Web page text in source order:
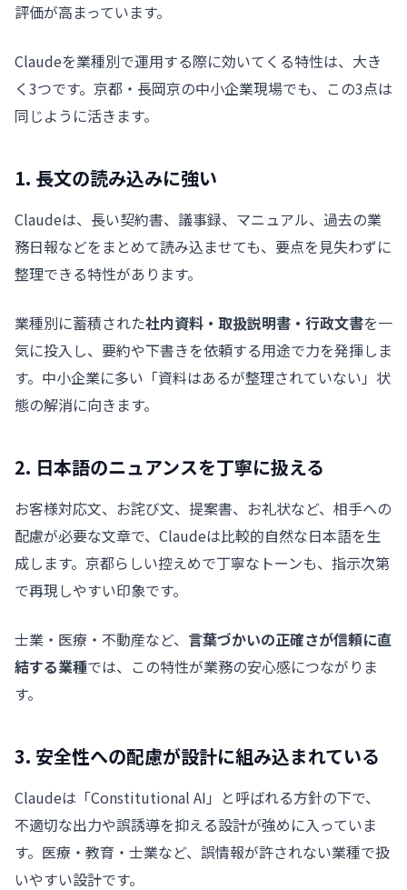
評価が高まっています。
Claudeを業種別で運用する際に効いてくる特性は、大き
く3つです。京都・長岡京の中小企業現場でも、この3点は
同じように活きます。
1. 長文の読み込みに強い
Claudeは、長い契約書、議事録、マニュアル、過去の業
務日報などをまとめて読み込ませても、要点を見失わずに
整理できる特性があります。
業種別に蓄積された社内資料・取扱説明書・行政文書を一
気に投入し、要約や下書きを依頼する用途で力を発揮しま
す。中小企業に多い「資料はあるが整理されていない」状
態の解消に向きます。
2. 日本語のニュアンスを丁寧に扱える
お客様対応文、お詫び文、提案書、お礼状など、相手への
配慮が必要な文章で、Claudeは比較的自然な日本語を生
成します。京都らしい控えめで丁寧なトーンも、指示次第
で再現しやすい印象です。
士業・医療・不動産など、 言葉づかいの正確さが信頼に直
結する業種では、この特性が業務の安心感につながりま
す。
3. 安全性への配慮が設計に組み込まれている
Claudeは「Constitutional AI」と呼ばれる方針の下で、
不適切な出力や誤誘導を抑える設計が強めに入っていま
す。医療・教育・士業など、誤情報が許されない業種で扱
いやすい設計です。